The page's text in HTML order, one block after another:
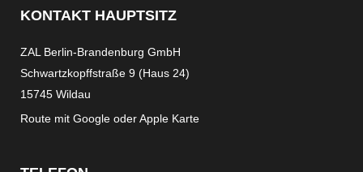
KONTAKT HAUPTSITZ
ZAL Berlin-Brandenburg GmbH
Schwartzkopffstraße 9 (Haus 24)
15745 Wildau
Route mit Google oderApple Karte